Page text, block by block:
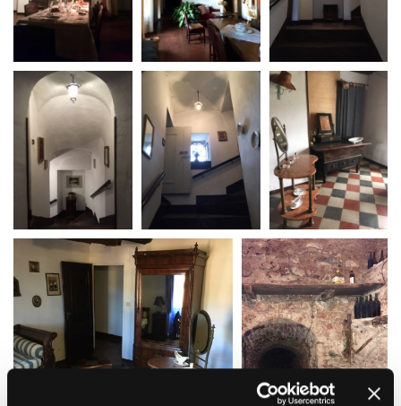
Servizi generali
Location scouting
Spazi nella sede FCTP
Sala Casting
Sala Paolo Tenna
FILM FUNDS
Piemonte Film Tv Fund
Piemonte Film Tv
Development Fund
Piemonte Doc Film Fund
Short Film Fund
PRODUCTION GUIDE
Società di produzione
Strutture di servizio
Professionisti
International Film Festival
Rotterdam
Berlinale Internationalen
Filmfestspiele Berlin
Festival de Cannes
Biografilm Festival - Bio to B
Industry Days
Locarno Film Festival
Mostra Internazionale d’Arte
Cinematografica Venezia
Toronto International Film
Festival
Festa del Cinema di Roma
Torino Film Festival
David di Donatello
Nastri d’Argento
Premio Solinas
STRUMENTI
Location - Accedi al tuo